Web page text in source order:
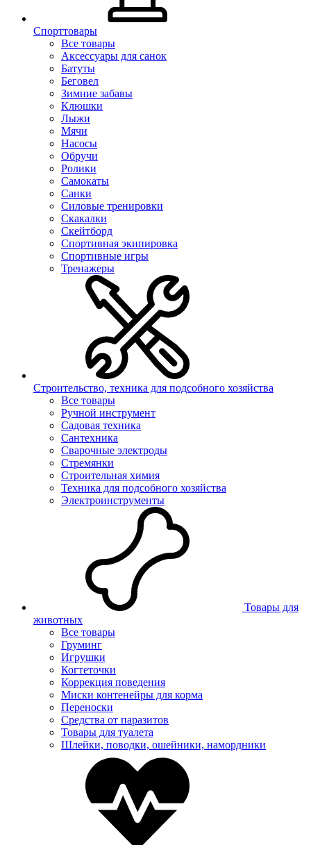
Спорттовары
Все товары
Аксессуары для санок
Батуты
Беговел
Зимние забавы
Клюшки
Лыжи
Мячи
Насосы
Обручи
Ролики
Самокаты
Санки
Силовые тренировки
Скакалки
Скейтборд
Спортивная экипировка
Спортивные игры
Тренажеры
Строительство, техника для подсобного хозяйства
Все товары
Ручной инструмент
Садовая техника
Сантехника
Сварочные электроды
Стремянки
Строительная химия
Техника для подсобного хозяйства
Электроинструменты
Товары для
животных
Все товары
Груминг
Игрушки
Когтеточки
Коррекция поведения
Миски контенейры для корма
Переноски
Средства от паразитов
Товары для туалета
Шлейки, поводки, ошейники, намордники